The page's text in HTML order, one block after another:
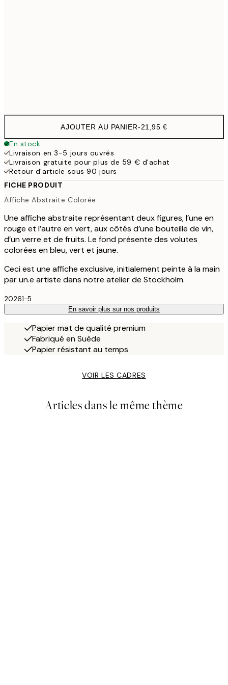
AJOUTER AU PANIER-21,95 €
En stock
Livraison en 3-5 jours ouvrés
Livraison gratuite pour plus de 59 € d'achat
Retour d'article sous 90 jours
FICHE PRODUIT
Affiche Abstraite Colorée
Une affiche abstraite représentant deux figures, l’une en
rouge et l’autre en vert, aux côtés d’une bouteille de vin,
d’un verre et de fruits. Le fond présente des volutes
colorées en bleu, vert et jaune.
Ceci est une affiche exclusive, initialement peinte à la main
par un.e artiste dans notre atelier de Stockholm.
20261-5
En savoir plus sur nos produits
Papier mat de qualité premium
Fabriqué en Suède
Papier résistant au temps
VOIR LES CADRES
Articles dans le même thème